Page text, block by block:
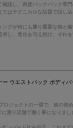
認し、再度バックパック
はテクニカルな話題で話し
グが何にも勝り重要な物
し、進化を与え続け、それ
ウエストパック ボディ
ジェクトの一環で、彼の
渡り店舗で働く事になりまし